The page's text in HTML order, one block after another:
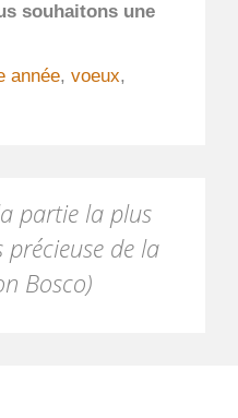
souhaitons une
année, voeux,
partie la plus
de la
Bosco)